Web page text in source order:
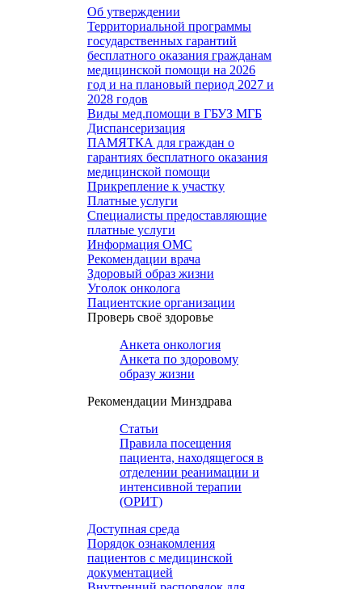
Об утверждении
Территориальной программы
государственных гарантий
бесплатного оказания гражданам
медицинской помощи на 2026
год и на плановый период 2027 и
2028 годов
Виды мед.помощи в ГБУЗ МГБ
Диспансеризация
ПАМЯТКА для граждан о
гарантиях бесплатного оказания
медицинской помощи
Прикрепление к участку
Платные услуги
Специалисты предоставляющие
платные услуги
Информация ОМС
Рекомендации врача
Здоровый образ жизни
Уголок онколога
Пациентские организации
Проверь своё здоровье
Анкета онкология
Анкета по здоровому
образу жизни
Рекомендации Минздрава
Статьи
Правила посещения
пациента, находящегося в
отделении реанимации и
интенсивной терапии
(ОРИТ)
Доступная среда
Порядок ознакомления
пациентов с медицинской
документацией